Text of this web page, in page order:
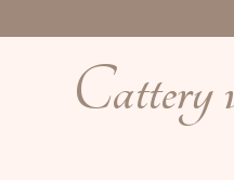
Cattery